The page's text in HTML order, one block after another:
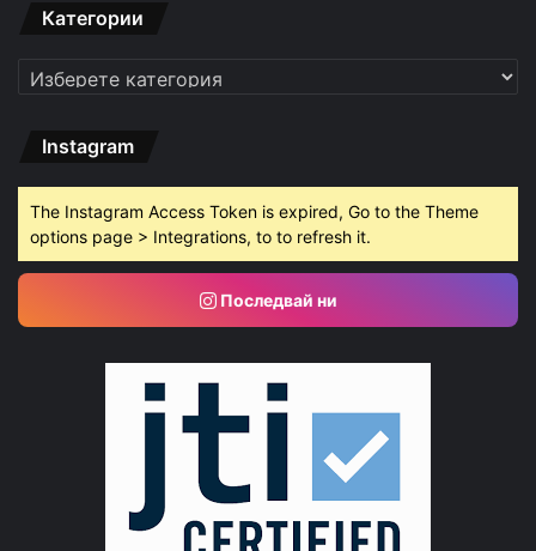
Категории
Категории
Instagram
The Instagram Access Token is expired, Go to the Theme
options page > Integrations, to to refresh it.
Последвай ни